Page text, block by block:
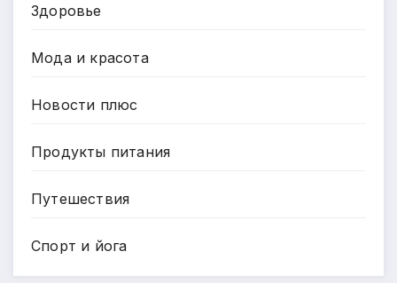
Здоровье
Мода и красота
Новости плюс
Продукты питания
Путешествия
Спорт и йога